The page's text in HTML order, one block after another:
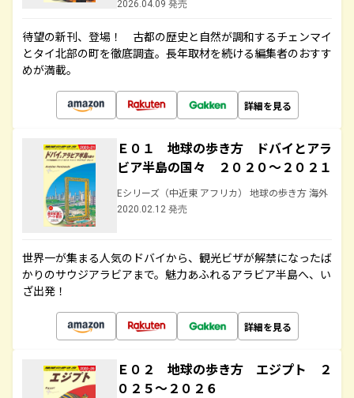
2026.04.09 発売
待望の新刊、登場！ 古都の歴史と自然が調和するチェンマイ
とタイ北部の町を徹底調査。長年取材を続ける編集者のおすす
めが満載。
詳細を見る
Ｅ０１ 地球の歩き方 ドバイとアラ
ビア半島の国々 ２０２０～２０２１
Eシリーズ（中近東 アフリカ） 地球の歩き方 海外
2020.02.12 発売
世界一が集まる人気のドバイから、観光ビザが解禁になったば
かりのサウジアラビアまで。魅力あふれるアラビア半島へ、い
ざ出発！
詳細を見る
Ｅ０２ 地球の歩き方 エジプト ２
０２５～２０２６